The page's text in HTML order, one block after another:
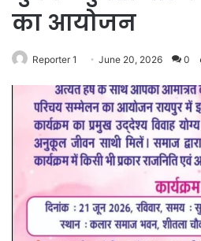
का आयोजन
Reporter 1 June 20, 2026 0